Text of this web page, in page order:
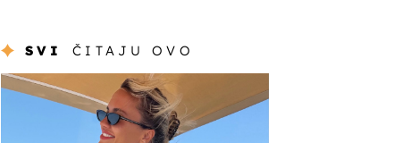
SVI ČITAJU OVO